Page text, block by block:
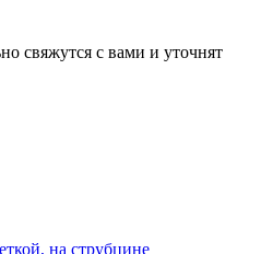
свяжутся с вами и уточнят
на струбцине